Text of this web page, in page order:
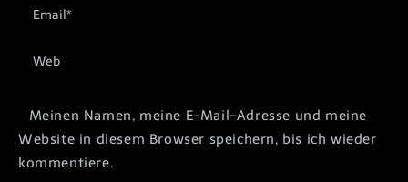
Meinen Namen, meine E-Mail-Adresse und meine
Website in diesem Browser speichern, bis ich wieder
kommentiere.